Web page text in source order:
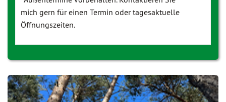
mich gern für einen Termin oder tagesaktuelle
Öffnungszeiten.